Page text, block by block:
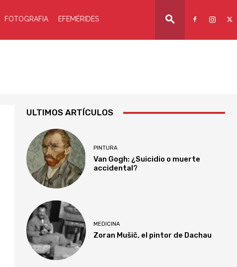
FOTOGRAFIA EFEMÉRIDES
ULTIMOS ARTÍCULOS
PINTURA
Van Gogh: ¿Suicidio o muerte
accidental?
MEDICINA
Zoran Mušič, el pintor de Dachau